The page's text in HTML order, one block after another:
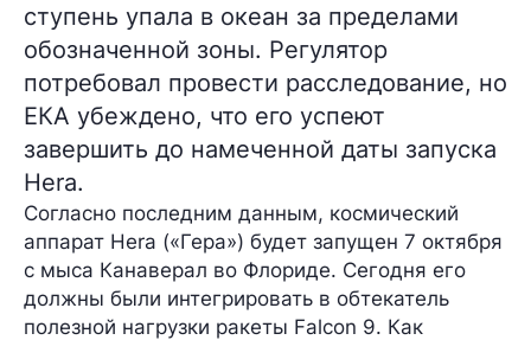
ступень упала в океан за пределами
обозначенной зоны. Регулятор
потребовал провести расследование, но
ЕКА убеждено, что его успеют
завершить до намеченной даты запуска
Hera.
Согласно последним данным, космический
аппарат Hera («Гера») будет запущен 7 октября
с мыса Канаверал во Флориде. Сегодня его
должны были интегрировать в обтекатель
полезной нагрузки ракеты Falcon 9. Как